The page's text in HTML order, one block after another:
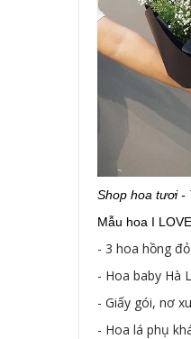
Shop hoa tươi -
Mẫu hoa I
- 3 hoa hồng
- Hoa baby Hà
- Giấy gói, nơ
- Hoa lá phụ